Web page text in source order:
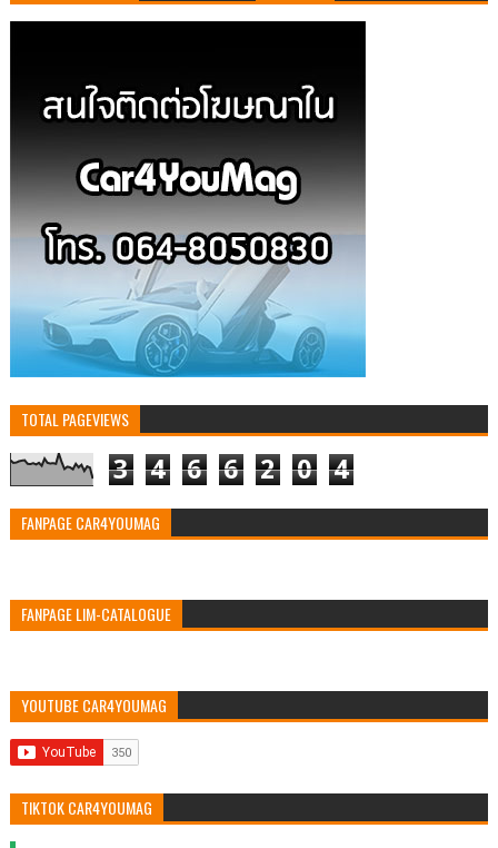
TOTAL PAGEVIEWS
3 4 6 6 2 0 4
FANPAGE CAR4YOUMAG
FANPAGE LIM-CATALOGUE
YOUTUBE CAR4YOUMAG
TIKTOK CAR4YOUMAG